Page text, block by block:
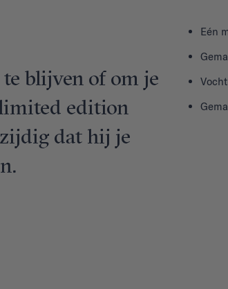
blijven of om je
edition
dat hij je
Eén